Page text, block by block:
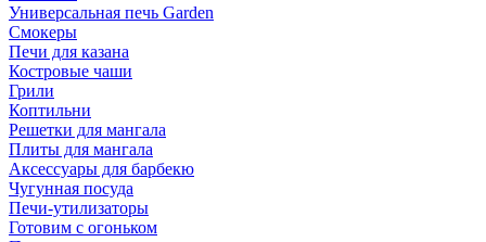
Универсальная печь Garden
Смокеры
Печи для казана
Костровые чаши
Грили
Коптильни
Решетки для мангала
Плиты для мангала
Аксессуары для барбекю
Чугунная посуда
Печи-утилизаторы
Готовим с огоньком